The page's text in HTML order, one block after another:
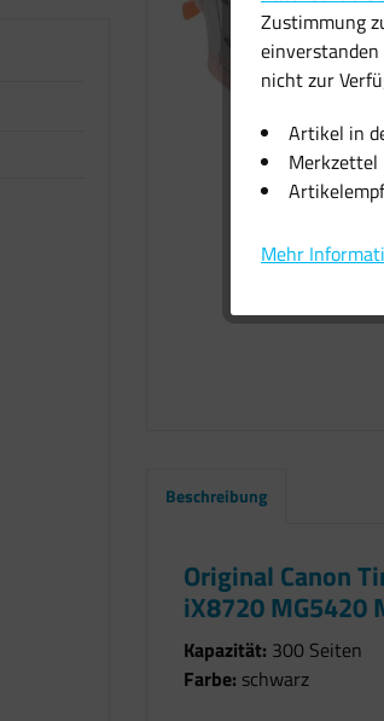
Beschreibung
Original Canon
iX8720 MG5420
Kapazität: 300 Seiten
Farbe: schwarz
Zustimmung
nicht zur
Artikel in
Merkzettel
Mehr